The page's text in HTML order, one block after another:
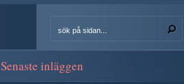
Senaste inläggen